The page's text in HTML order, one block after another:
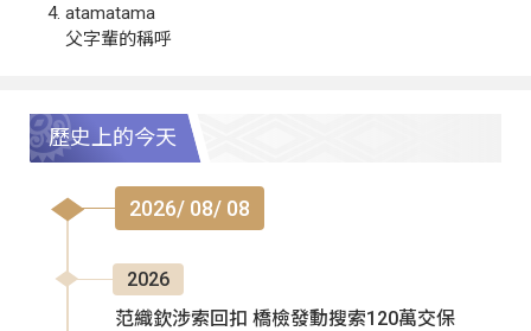
atamatama
父字輩的稱呼
歷史上的今天
2026/ 08/ 08
2026
范織欽涉索回扣 橋檢發動搜索120萬交保